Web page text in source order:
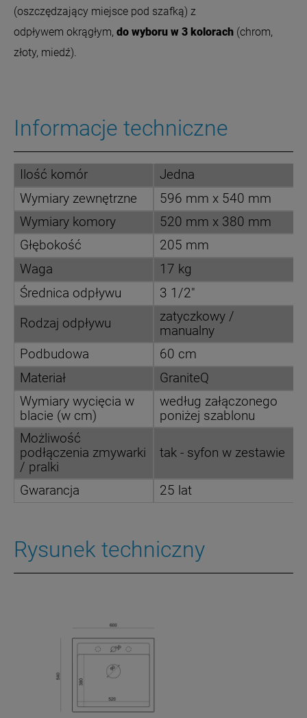
(oszczędzający miejsce pod szafką) z
odpływem okrągłym, do wyboru w 3 kolorach (chrom,
złoty, miedź).
Informacje techniczne
Ilość komór
Jedna
Wymiary zewnętrzne
596 mm x 540 mm
Wymiary komory
520 mm x 380 mm
Głębokość
205 mm
Waga
17 kg
Średnica odpływu
3 1/2"
Rodzaj odpływu
zatyczkowy /
manualny
Podbudowa
60 cm
Materiał
GraniteQ
Wymiary wycięcia w
blacie (w cm)
według załączonego
poniżej szablonu
Możliwość
podłączenia zmywarki
/ pralki
tak - syfon w zestawie
Gwarancja 25 lat
Rysunek techniczny